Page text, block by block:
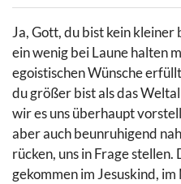
Ja, Gott, du bist kein
ein wenig bei Laune halten
egoistischen Wünsche
du größer bist als das
wir es uns überhaupt
aber auch beunruhigend
rücken, uns in Frage
gekommen im Jesuskind,